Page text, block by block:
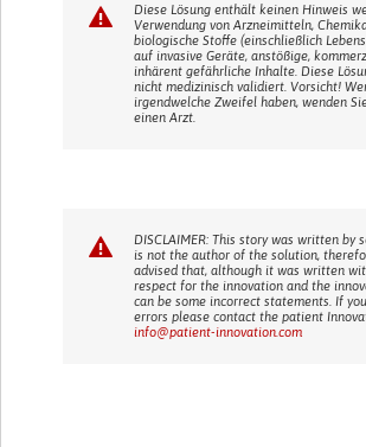
Diese Lösung enthält keinen Hinweis
Verwendung von Arzneimitteln,
biologische Stoffe (einschließlich
auf invasive Geräte, anstößige,
inhärent gefährliche Inhalte. Diese
nicht medizinisch validiert. Vorsicht!
irgendwelche Zweifel haben, wenden
einen Arzt.
DISCLAIMER: This story was written by
is not the author of the solution,
advised that, although it was written
respect for the innovation and the
can be some incorrect statements. If
errors please contact the patient
info@patient-innovation.com